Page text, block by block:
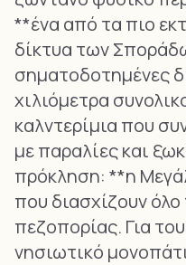
**ένα από τα πιο
δίκτυα των
σηματοδοτημένες
χιλιόμετρα
καλντερίμια που
με παραλίες και
πρόκληση: **η
που διασχίζουν
πεζοπορίας. Για
νησιωτικό